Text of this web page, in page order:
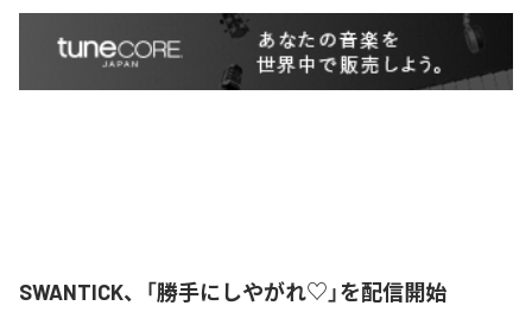
SWANTICK、「勝手にしやがれ♡」を配信開始